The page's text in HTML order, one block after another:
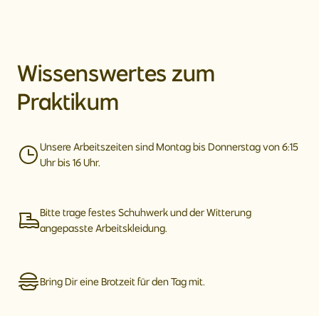
Wissenswertes zum
Praktikum
Unsere Arbeitszeiten sind Montag bis Donnerstag von 6:15
Uhr bis 16 Uhr.
Bitte trage festes Schuhwerk und der Witterung
angepasste Arbeitskleidung.
Bring Dir eine Brotzeit für den Tag mit.